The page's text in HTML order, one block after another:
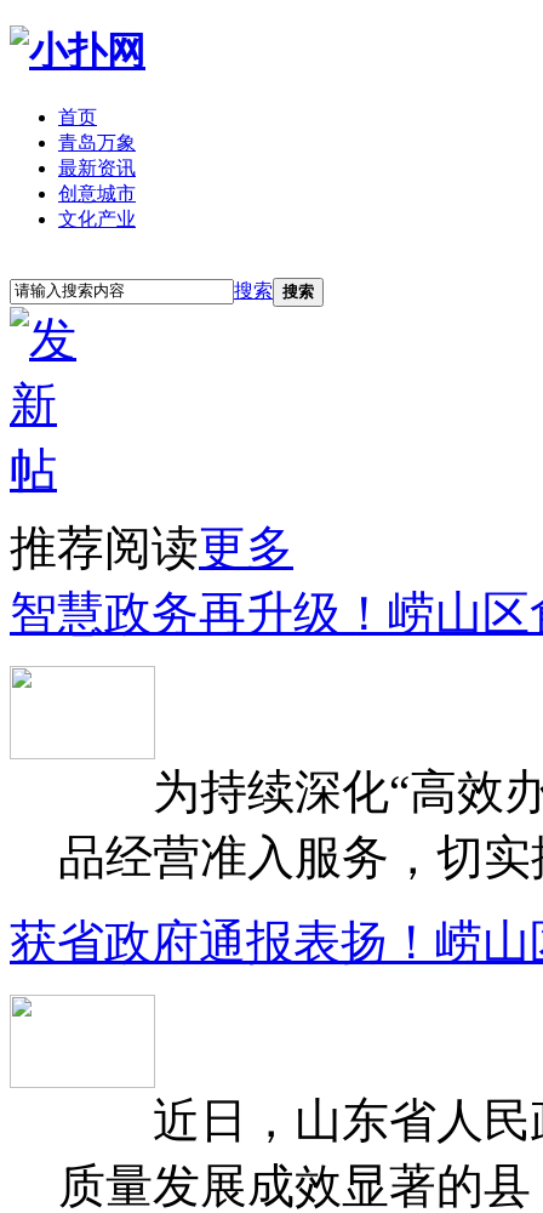
首页
青岛万象
最新资讯
创意城市
文化产业
搜索 搜索
推荐阅读更多
智慧政务再升级！崂山
为持续深化“高效办
品经营准入服务，切
获省政府通报表扬！崂
近日，山东省人民
质量发展成效显著的